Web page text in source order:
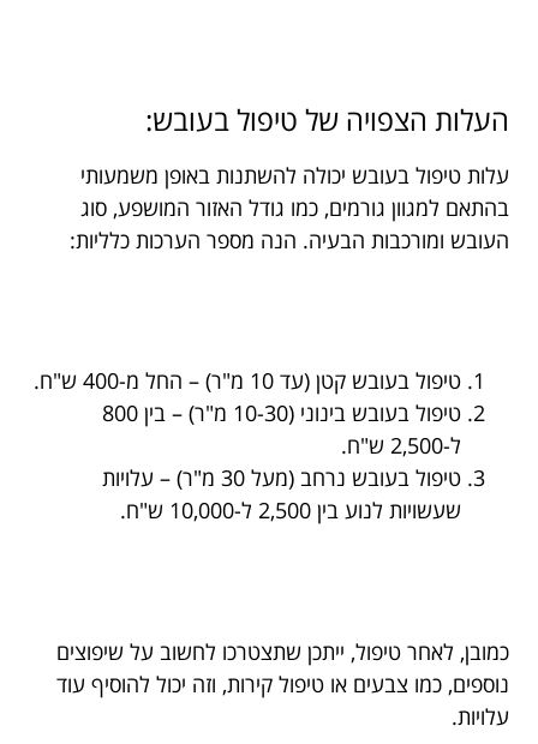
העלות הצפויה של טיפול בעובש:
עלות טיפול בעובש יכולה להשתנות באופן משמעותי
בהתאם למגוון גורמים, כמו גודל האזור המושפע, סוג
העובש ומורכבות הבעיה. הנה מספר הערכות כלליות:
טיפול בעובש קטן (עד 10 מ"ר) – החל מ-400 ש"ח.
טיפול בעובש בינוני (10-30 מ"ר) – בין 800
ל-2,500 ש"ח.
טיפול בעובש נרחב (מעל 30 מ"ר) – עלויות
שעשויות לנוע בין 2,500 ל-10,000 ש"ח.
כמובן, לאחר טיפול, ייתכן שתצטרכו לחשוב על שיפוצים
נוספים, כמו צבעים או טיפול קירות, וזה יכול להוסיף עוד
עלויות.